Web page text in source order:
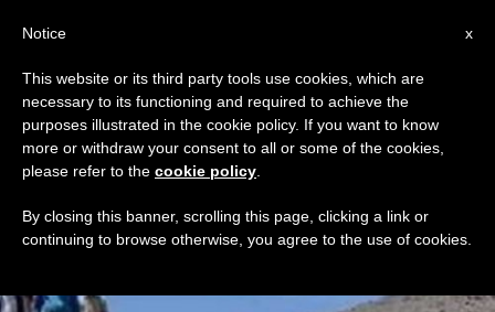
DAY
April 15th, 2022
DERNIÈRES NOUVELLES
x
Notice
This website or its third party tools use cookies, which are
necessary to its functioning and required to achieve the
purposes illustrated in the cookie policy. If you want to know
more or withdraw your consent to all or some of the cookies,
please refer to the cookie policy
By closing this banner, scrolling this page, clicking a link or
continuing to browse otherwise, you agree to the use of cookies.